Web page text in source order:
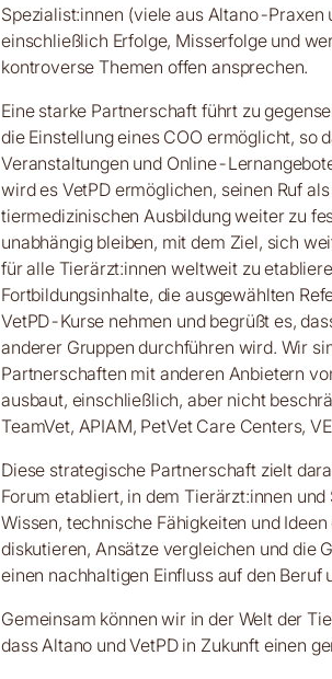
Spezialist:innen (viele aus Altano-Praxen
einschließlich Erfolge, Misserfolge und
kontroverse Themen offen ansprechen.
Eine starke Partnerschaft führt zu
die Einstellung eines COO ermöglicht, so
Veranstaltungen und Online-
wird es VetPD ermöglichen, seinen Ruf
tiermedizinischen Ausbildung weiter zu
unabhängig bleiben, mit dem Ziel, sich
für alle Tierärzt:innen weltweit zu
Fortbildungsinhalte, die ausgewählten
VetPD-Kurse nehmen und begrüßt es,
anderer Gruppen durchführen wird. Wir
Partnerschaften mit anderen Anbietern
ausbaut, einschließlich, aber nicht
TeamVet, APIAM, PetVet Care Centers,
Diese strategische Partnerschaft zielt
Forum etabliert, in dem Tierärzt:innen
Wissen, technische Fähigkeiten und
diskutieren, Ansätze vergleichen und die
einen nachhaltigen Einfluss auf den
Gemeinsam können wir in der Welt der
dass Altano und VetPD in Zukunft einen